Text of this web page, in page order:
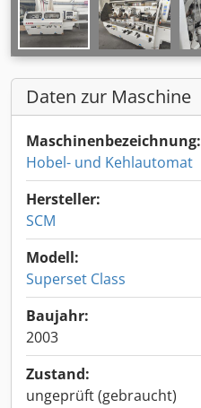
Daten zur Maschine
Maschinenbezeichnung:
Hobel- und Kehlautomat
Hersteller:
SCM
Modell:
Superset Class
Baujahr:
2003
Zustand:
ungeprüft (gebraucht)